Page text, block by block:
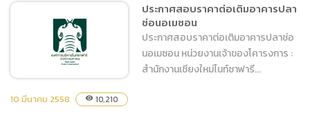
โรงพยาบาลสัตว์
ประกาศสอบราคาต่อเติมอาคารปลา
ช่อนอเมซอน
ประกาศสอบราคาต่อเติมอาคารปลาช่อ
นอเมซอน หน่วยงานเจ้าของโคารงการ :
สำนักงานเชียงใหม่ไนท์ซาฟารี...
10 มีนาคม 2558 visibility 10,210